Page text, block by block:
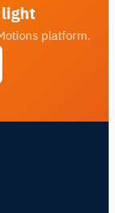
light
platform.